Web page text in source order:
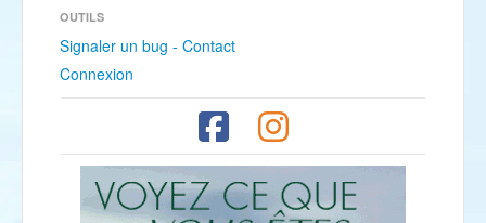
OUTILS
Signaler un bug - Contact
Connexion